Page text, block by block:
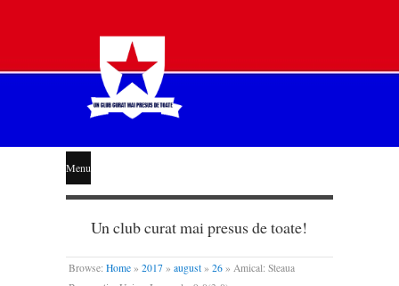
STEAUA
LIBERĂ
Menu
Un club curat mai presus de toate!
Browse: Home » 2017 » august » 26 » Amical: Steaua